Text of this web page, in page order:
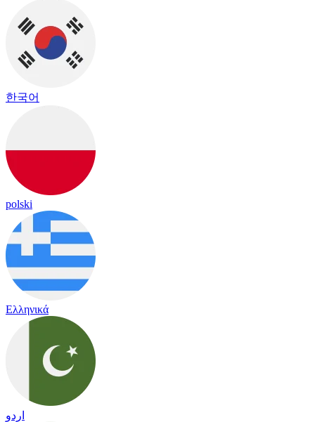
한국어
polski
Ελληνικά
اردو